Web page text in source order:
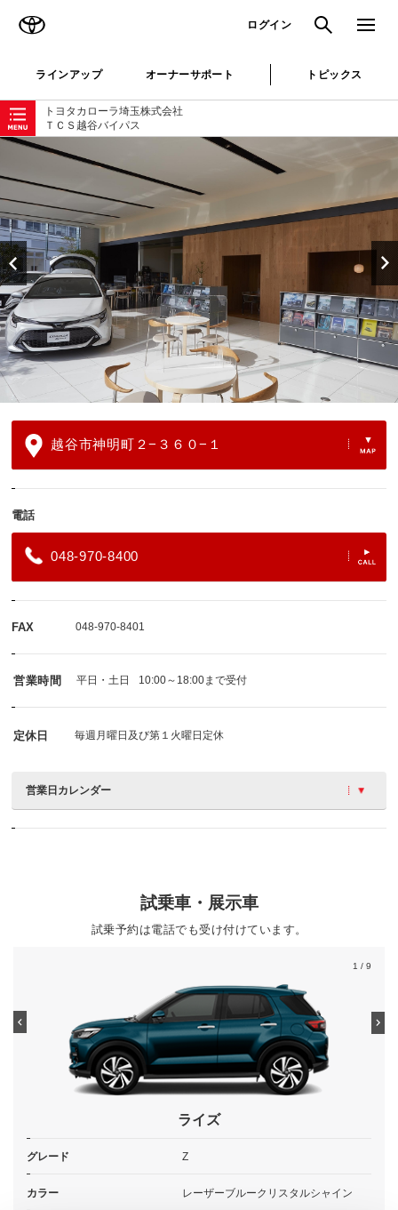
ログイン 検索 メニュ
ラインアップ オーナーサポート トピックス
トヨタカローラ埼玉株式会社
ＴＣＳ越谷バイパス
ローカルナビゲーション
越谷市神明町２−３６０−１
電話
048-970-8400
FAX 048-970-8401
営業時間 平日・土日 10:00～18:00まで受付
定休日 毎週月曜日及び第１火曜日定休
営業日カレンダー
試乗車・展示車
試乗予約は電話でも受け付けています。
1 / 9
ライズ
グレード Z
カラー レーザーブルークリスタルシャイン